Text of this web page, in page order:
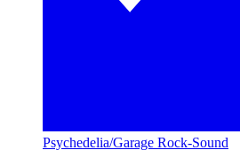
Psychedelia/Garage Rock-Sound